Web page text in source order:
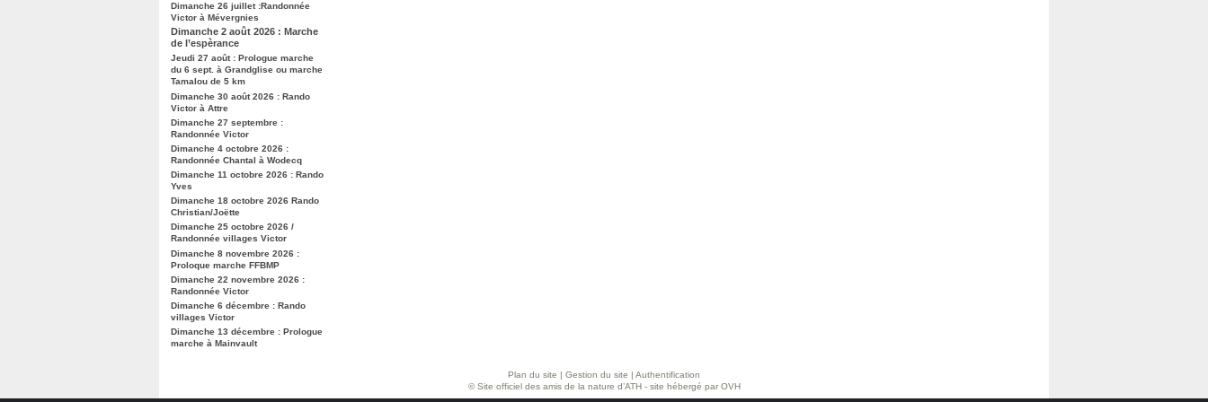
Dimanche 26 juillet :Randonnée
Victor à Mévergnies
Dimanche 2 août 2026 : Marche
de l’espèrance
Jeudi 27 août : Prologue marche
du 6 sept. à Grandglise ou marche
Tamalou de 5 km
Dimanche 30 août 2026 : Rando
Victor à Attre
Dimanche 27 septembre :
Randonnée Victor
Dimanche 4 octobre 2026 :
Randonnée Chantal à Wodecq
Dimanche 11 octobre 2026 : Rando
Yves
Dimanche 18 octobre 2026 Rando
Christian/Joëtte
Dimanche 25 octobre 2026 /
Randonnée villages Victor
Dimanche 8 novembre 2026 :
Proloque marche FFBMP
Dimanche 22 novembre 2026 :
Randonnée Victor
Dimanche 6 décembre : Rando
villages Victor
Dimanche 13 décembre : Prologue
marche à Mainvault
Plan du site | Gestion du site | Authentification
© Site officiel des amis de la nature d’ATH - site hébergé par OVH